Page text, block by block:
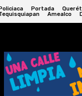
Portada
Amealco